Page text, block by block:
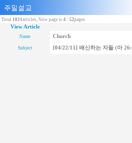
Total 1021articles, Now page is 4 / 52pages
View Article
Name Church
Subject [04/22/11] 배신하는 자들 (마